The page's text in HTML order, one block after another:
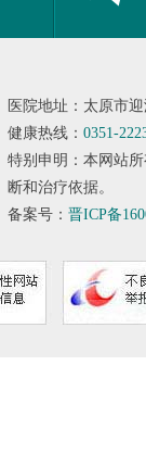
医院地址：太原市
健康热线： 0351-
特别申明：本网站
断和治疗依据。
备案号： 晋ICP备